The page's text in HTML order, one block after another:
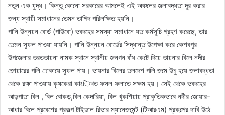
নতুন এক যুদ্ধ। কিন্তু কোনো সরকারের আমলেই এই অঞ্চলের জলাবদ্ধতা দূর করার
জন্য স্থায়ী সমাধানের তেমন তাগিদ পরিলক্ষিত হয়নি।
পানি উন্নয়ন বোর্ড (পাউবো) ভবদহের সমস্যা সমাধানে যত কর্মসূচি গ্রহণ করেছে, তার
তেমন সুফল পাওয়া যায়নি। পানি উন্নয়ন বোর্ডের সিদ্ধান্ত উপেক্ষা করে কেশবপুর
উপজেলার ভরতভায়না নামক স্থানে স্থানীয় জনগন বাঁধ কেটে দিয়ে ভায়নার বিলে নদীর
জোয়ারের পলি ঢোকায়ে সুফল পায়। ভায়নার বিলের তলদেশ পলি জমে উচু হয়ে জলাবদ্ধতা
থেকে রক্ষা পাওয়ায় কৃষকেরা কাংিখত ফসল ফলাতে সক্ষম হয়। সেই থেকে ভবদহের
আড়পাতা বিল , বিল বোকড়,বিল কেদারিয়া, বিল খুকশিয়ায় প্রাকৃতিকভাবে নদীর জোয়ার-
আধার বিলে প্রবেশের প্রকল্প টাইডাল রিভার ম্যানেজমেন্ট (টিআরএম) প্রকল্পের দাবি উঠে